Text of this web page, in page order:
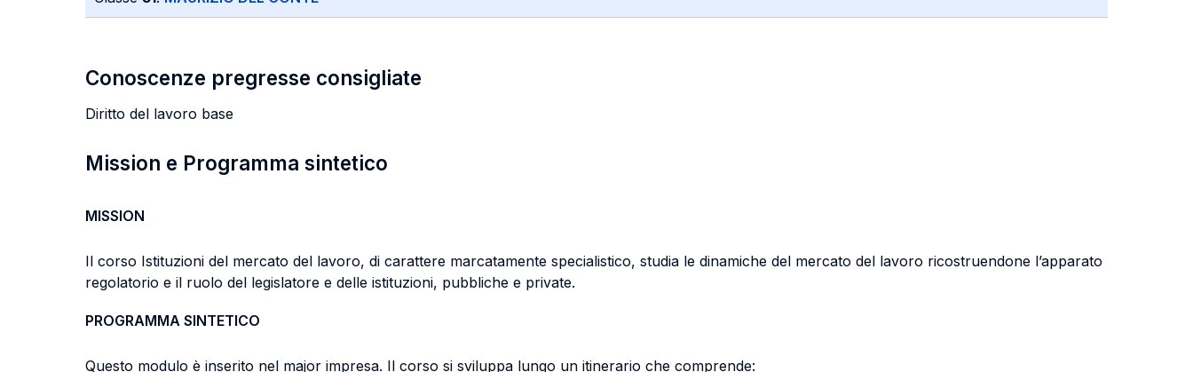
Conoscenze pregresse consigliate
Diritto del lavoro base
Mission e Programma sintetico
MISSION
Il corso Istituzioni del mercato del lavoro, di carattere marcatamente specialistico, studia le dinamiche del mercato del lavoro ricostruendone l’apparato
regolatorio e il ruolo del legislatore e delle istituzioni, pubbliche e private.
PROGRAMMA SINTETICO
Questo modulo è inserito nel major impresa. Il corso si sviluppa lungo un itinerario che comprende: